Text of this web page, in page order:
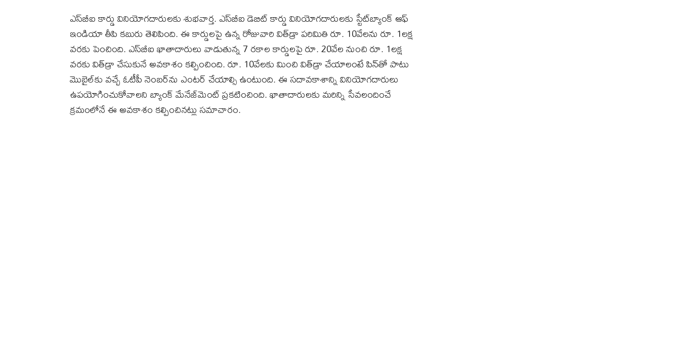
ఎస్‌బీఐ కార్డు వినియోగదారులకు శుభవార్త. ఎస్‌బీఐ డెబిట్‌ కార్డు వినియోగదారులకు స్టేట్‌బ్యాంక్‌ ఆఫ్‌
ఇండియా తీపి కబురు తెలిపింది. ఈ కార్డులపై ఉన్న రోజువారి విత్‌డ్రా పరిమితి రూ. 10వేలను రూ. 1లక్ష
వరకు పెంచింది. ఎస్‌బీఐ ఖాతాదారులు వాడుతున్న 7 రకాల కార్డులపై రూ. 20వేల నుంచి రూ. 1లక్ష
వరకు విత్‌డ్రా చేసుకునే అవకాశం కల్పించింది. రూ. 10వేలకు మించి విత్‌డ్రా చేయాలంటే పిన్‌తో పాటు
మొబైల్‌కు వచ్చే ఓటీపీ నెంబర్‌ను ఎంటర్‌ చేయాల్సి ఉంటుంది. ఈ సదావకాశాన్ని వినియోగదారులు
ఉపయోగించుకోవాలని బ్యాంక్‌ మేనేజ్‌మెంట్‌ ప్రకటించింది. ఖాతాదారులకు మరిన్ని సేవలందించే
క్రమంలోనే ఈ అవకాశం కల్పించినట్లు సమాచారం.